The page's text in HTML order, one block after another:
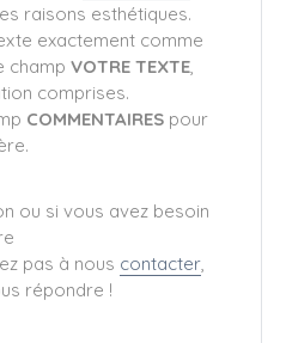
raisons esthétiques.
exactement comme
champ VOTRE TEXTE,
comprises.
COMMENTAIRES pour
ou si vous avez besoin
pas à nous contacter,
répondre !